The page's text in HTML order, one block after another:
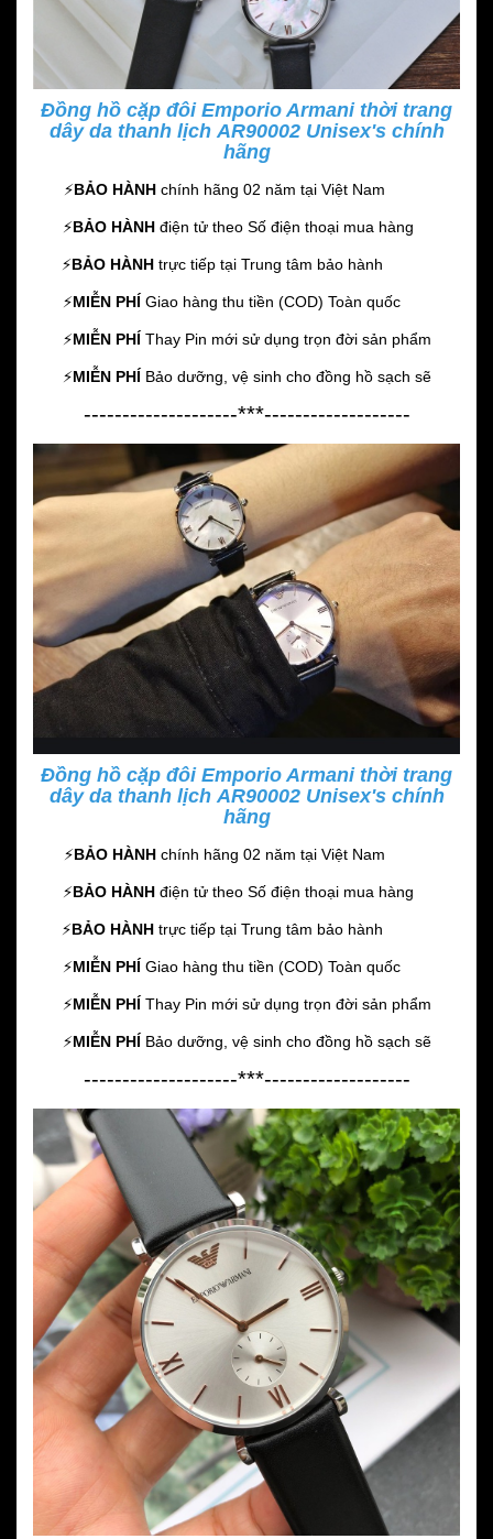
Đồng hồ cặp đôi Emporio Armani thời trang
dây da thanh lịch AR90002 Unisex's chính
hãng
⚡️BẢO HÀNH chính hãng 02 năm tại Việt Nam
⚡️BẢO HÀNH điện tử theo Số điện thoại mua hàng
⚡️BẢO HÀNH trực tiếp tại Trung tâm bảo hành
⚡️MIỄN PHÍ Giao hàng thu tiền (COD) Toàn quốc
⚡️MIỄN PHÍ Thay Pin mới sử dụng trọn đời sản phẩm
⚡️MIỄN PHÍ Bảo dưỡng, vệ sinh cho đồng hồ sạch sẽ
--------------------***-------------------
Đồng hồ cặp đôi Emporio Armani thời trang
dây da thanh lịch AR90002 Unisex's chính
hãng
⚡️BẢO HÀNH chính hãng 02 năm tại Việt Nam
⚡️BẢO HÀNH điện tử theo Số điện thoại mua hàng
⚡️BẢO HÀNH trực tiếp tại Trung tâm bảo hành
⚡️MIỄN PHÍ Giao hàng thu tiền (COD) Toàn quốc
⚡️MIỄN PHÍ Thay Pin mới sử dụng trọn đời sản phẩm
⚡️MIỄN PHÍ Bảo dưỡng, vệ sinh cho đồng hồ sạch sẽ
--------------------***-------------------